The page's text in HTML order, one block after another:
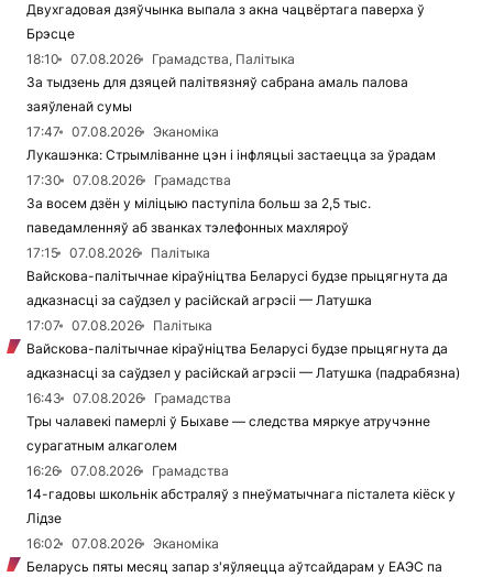
Двухгадовая дзяўчынка выпала з акна чацвёртага паверха ў
Брэсце
18:10
07.08.2026
Грамадства, Палітыка
За тыдзень для дзяцей палітвязняў сабрана амаль палова
заяўленай сумы
17:47
07.08.2026
Эканоміка
Лукашэнка: Стрымліванне цэн і інфляцыі застаецца за ўрадам
17:30
07.08.2026
Грамадства
За восем дзён у міліцыю паступіла больш за 2,5 тыс.
паведамленняў аб званках тэлефонных махляроў
17:15
07.08.2026
Палітыка
Вайскова-палітычнае кіраўніцтва Беларусі будзе прыцягнута да
адказнасці за саўдзел у расійскай агрэсіі — Латушка
17:07
07.08.2026
Палітыка
Вайскова-палітычнае кіраўніцтва Беларусі будзе прыцягнута да
адказнасці за саўдзел у расійскай агрэсіі — Латушка (падрабязна)
16:43
07.08.2026
Грамадства
Тры чалавекі памерлі ў Быхаве — следства мяркуе атручэнне
сурагатным алкаголем
16:26
07.08.2026
Грамадства
14-гадовы школьнік абстраляў з пнеўматычнага пісталета кіёск у
Лідзе
16:02
07.08.2026
Эканоміка
Беларусь пяты месяц запар з'яўляецца аўтсайдарам у ЕАЭС па